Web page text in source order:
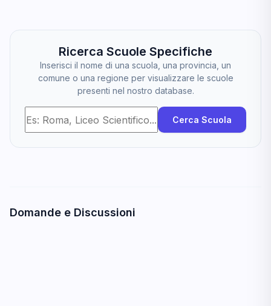
Ricerca Scuole Specifiche
Inserisci il nome di una scuola, una provincia, un
comune o una regione per visualizzare le scuole
presenti nel nostro database.
Cerca Scuola
Domande e Discussioni